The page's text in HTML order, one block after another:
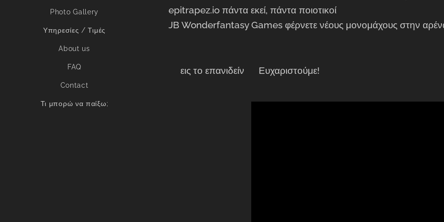
Photo Gallery
Υπηρεσίες / Τιμές
About us
FAQ
Contact
Τι μπορώ να παίξω;
epitrapez.io πάντα εκεί, πάντα ποιοτικοί
JB Wonderfantasy Games φέρνετε νέους μονομάχους στην
🔥εις το επανιδείν🔥 Ευχαριστούμε!